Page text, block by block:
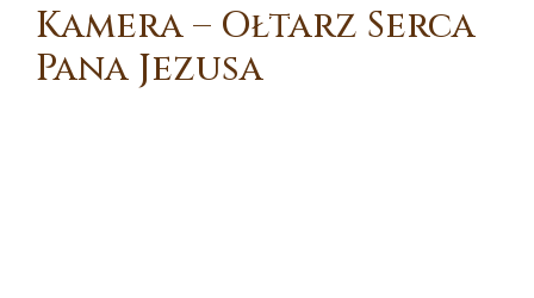
Kamera – Ołtarz Serca
Pana Jezusa